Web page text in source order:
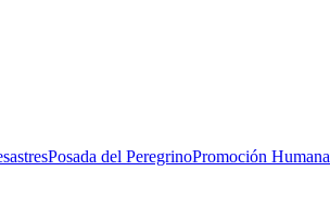
Posada del PeregrinoPromoción Humana